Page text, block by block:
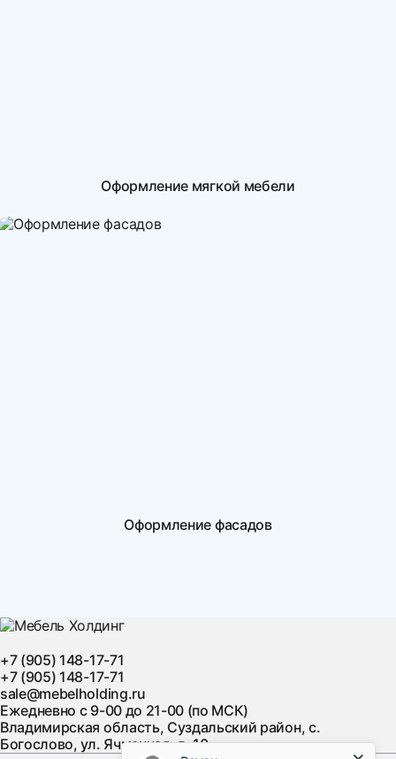
Оформление мягкой мебели
Оформление фасадов
+7 (905) 148-17-71
+7 (905) 148-17-71
sale@mebelholding.ru
Ежедневно с 9-00 до 21-00 (по МСК)
Владимирская область, Суздальский район, с.
Богослово, ул. Ячменная, д. 10